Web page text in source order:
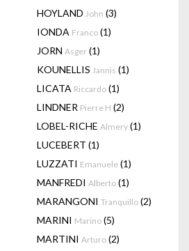
HOYLAND John (3)
IONDA Franco (1)
JORN Asger (1)
KOUNELLIS Jannis (1)
LICATA Riccardo (1)
LINDNER Pierre H (2)
LOBEL-RICHE Almery (1)
LUCEBERT (1)
LUZZATI Emanuele (1)
MANFREDI Alberto (1)
MARANGONI Tranquillo (2)
MARINI Marino (5)
MARTINI Arturo (2)